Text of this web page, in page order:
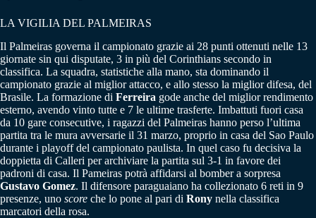
LA VIGILIA DEL PALMEIRAS
Il Palmeiras governa il campionato grazie ai 28 punti ottenuti nelle 13
giornate sin qui disputate, 3 in più del Corinthians secondo in
classifica. La squadra, statistiche alla mano, sta dominando il
campionato grazie al miglior attacco, e allo stesso la miglior difesa, del
Brasile. La formazione di Ferreira gode anche del miglior rendimento
esterno, avendo vinto tutte e 7 le ultime trasferte. Imbattuti fuori casa
da 10 gare consecutive, i ragazzi del Palmeiras hanno perso l’ultima
partita tra le mura avversarie il 31 marzo, proprio in casa del Sao Paulo
durante i playoff del campionato paulista. In quel caso fu decisiva la
doppietta di Calleri per archiviare la partita sul 3-1 in favore dei
padroni di casa. Il Pameiras potrà affidarsi al bomber a sorpresa
Gustavo Gomez. Il difensore paraguaiano ha collezionato 6 reti in 9
presenze, uno score che lo pone al pari di Rony nella classifica
marcatori della rosa.